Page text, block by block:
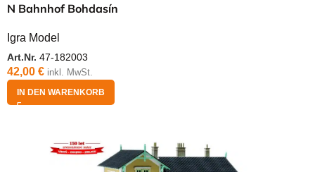
N Bahnhof Bohdasín
Igra Model
Art.Nr. 47-182003
42,00 € inkl. MwSt.
IN DEN WARENKORB